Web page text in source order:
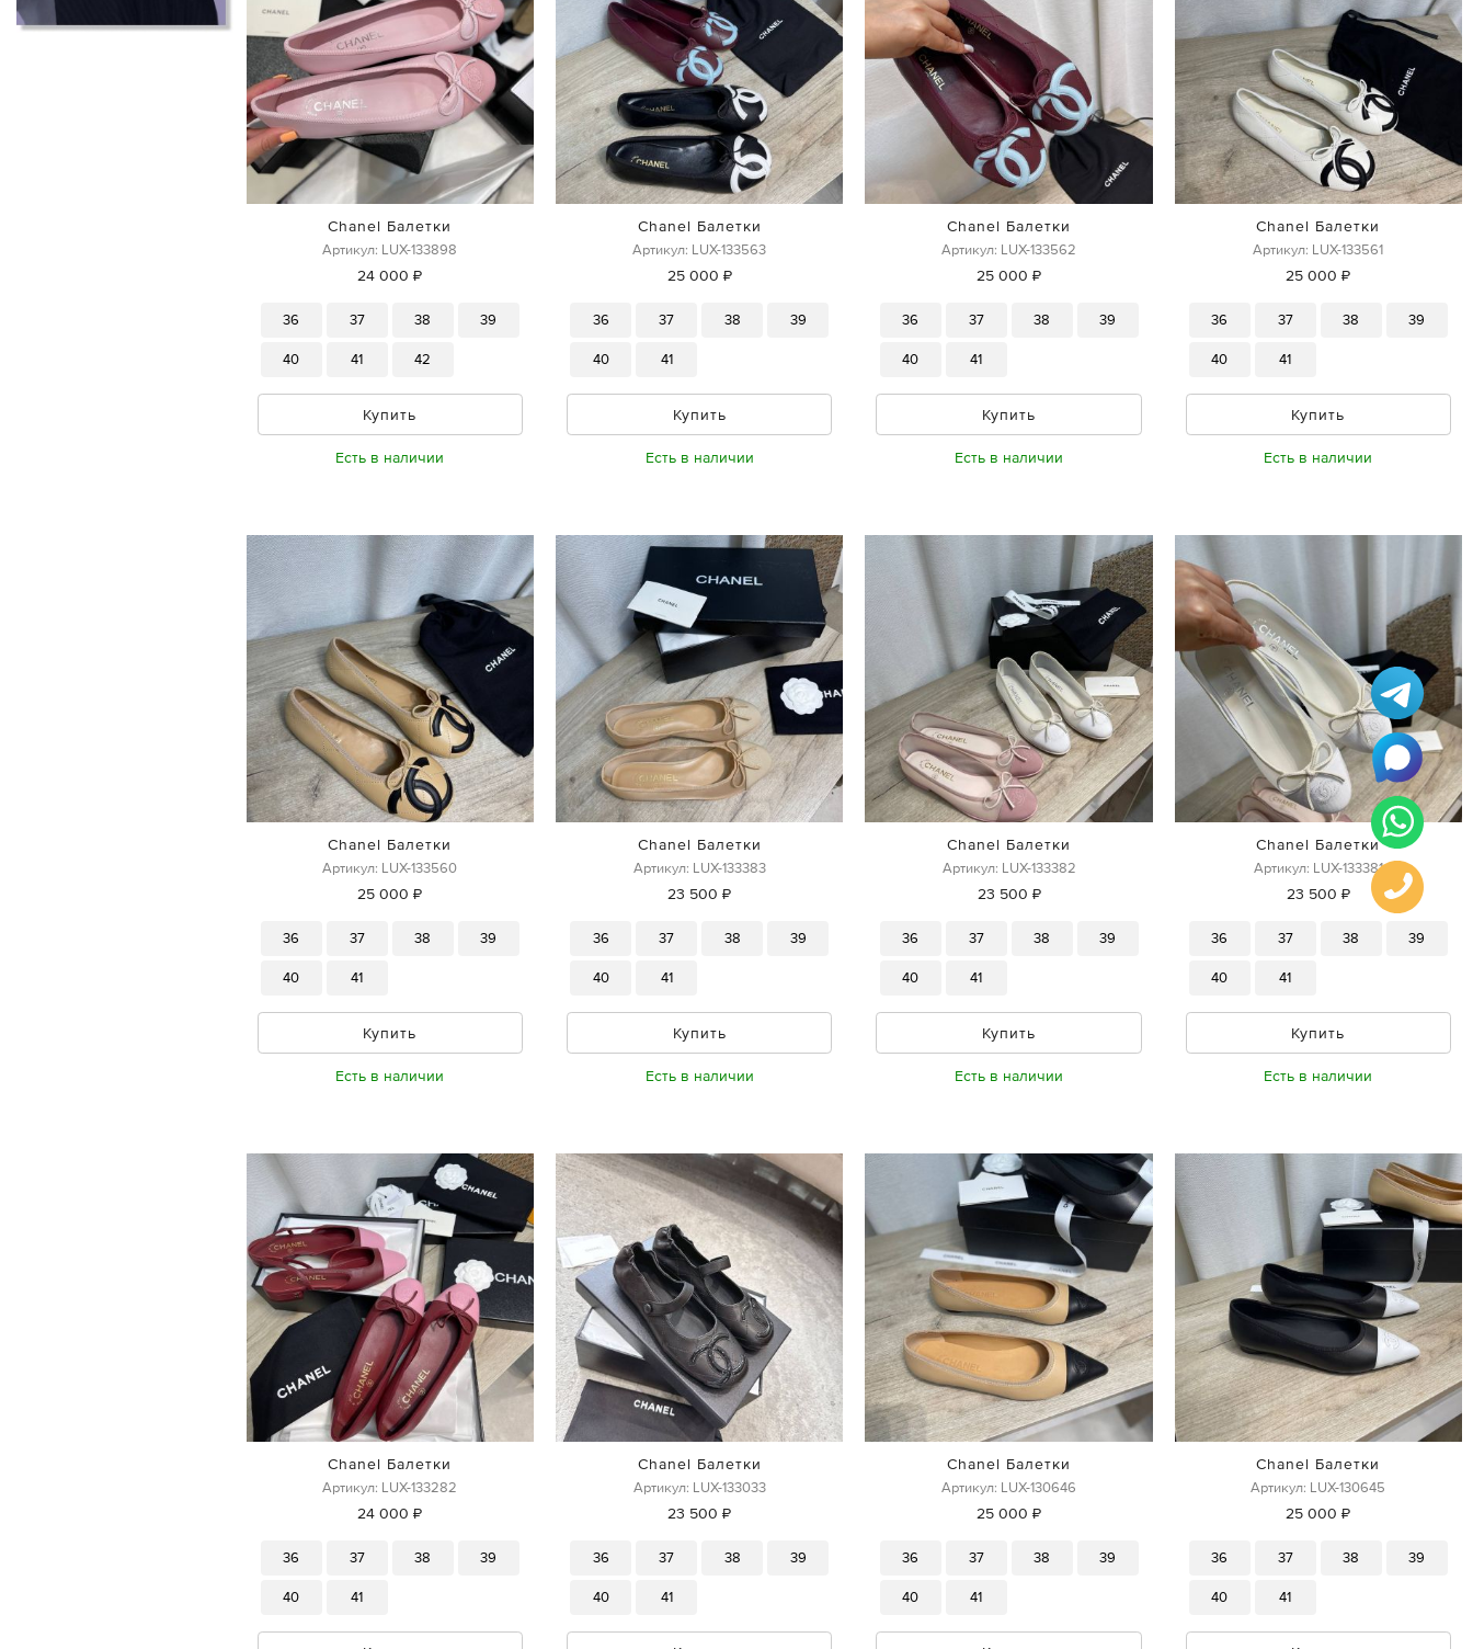
Chanel Балетки
Артикул: LUX-133898
24 000 ₽
36 37 38 39
40 41 42
Купить
Есть в наличии
Chanel Балетки
Артикул: LUX-133563
25 000 ₽
36 37 38 39
40 41
Купить
Есть в наличии
Chanel Балетки
Артикул: LUX-133562
25 000 ₽
36 37 38 39
40 41
Купить
Есть в наличии
Chanel Балетки
Артикул: LUX-133561
25 000 ₽
36 37 38 39
40 41
Купить
Есть в наличии
Chanel Балетки
Артикул: LUX-133560
25 000 ₽
36 37 38 39
40 41
Купить
Есть в наличии
Chanel Балетки
Артикул: LUX-133383
23 500 ₽
36 37 38 39
40 41
Купить
Есть в наличии
Chanel Балетки
Артикул: LUX-133382
23 500 ₽
36 37 38 39
40 41
Купить
Есть в наличии
Chanel Балетки
Артикул: LUX-133381
23 500 ₽
36 37 38 39
40 41
Купить
Есть в наличии
Chanel Балетки
Артикул: LUX-133282
24 000 ₽
36 37 38 39
40 41
Chanel Балетки
Артикул: LUX-133033
23 500 ₽
36 37 38 39
40 41
Chanel Балетки
Артикул: LUX-130646
25 000 ₽
36 37 38 39
40 41
Chanel Балетки
Артикул: LUX-130645
25 000 ₽
36 37 38 39
40 41